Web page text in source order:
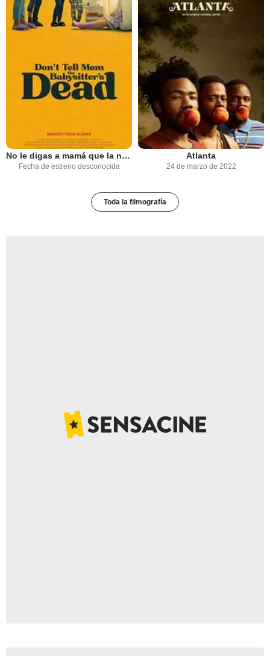
No le digas a mamá que la niñera ha muerto
Fecha de estreno desconocida
Atlanta
24 de marzo de 2022
Toda la filmografía